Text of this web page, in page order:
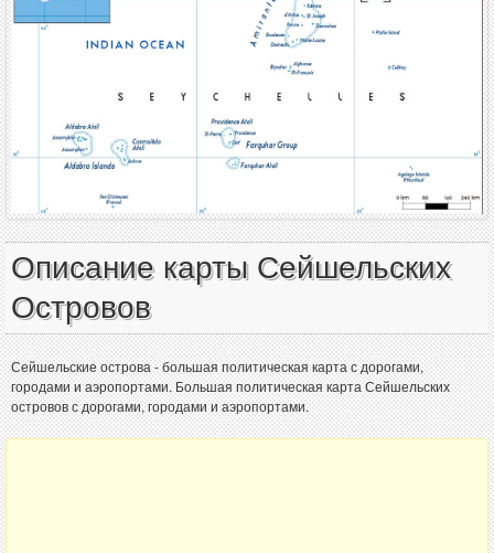
Описание карты Сейшельских
Островов
Сейшельские острова - большая политическая карта с дорогами,
городами и аэропортами. Большая политическая карта Сейшельских
островов с дорогами, городами и аэропортами.